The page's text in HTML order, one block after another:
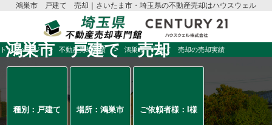
鴻巣市 戸建て 売却｜さいたま市・埼玉県の不動産売却はハウスウェル
トップページ 不動産売却実績 鴻巣市 戸建て 売却の売却実績
鴻巣市 戸建て 売却
種別：戸建て 場所：鴻巣市 ご依頼者様：I様